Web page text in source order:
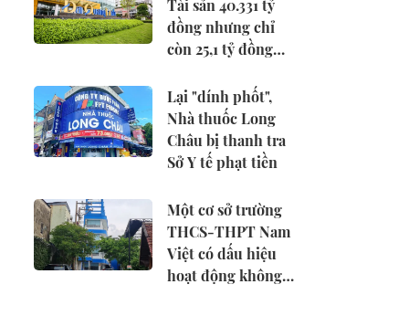
Tài sản 40.331 tỷ
đồng nhưng chỉ
còn 25,1 tỷ đồng
Lại "dính phốt",
Nhà thuốc Long
Châu bị thanh tra
Sở Y tế phạt tiền
Một cơ sở trường
THCS-THPT Nam
Việt có dấu hiệu
hoạt động không